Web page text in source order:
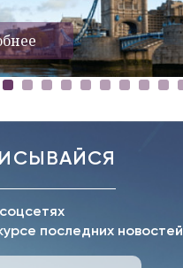
последних новостей